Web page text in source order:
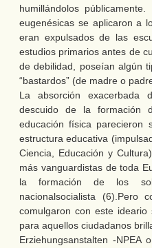
humillándolos
eugenésicas se aplicaron a
eran expulsados de las
estudios primarios antes de
de debilidad, poseían algún
“bastardos” (de madre o
La absorción exacerbada
descuido de la formación
educación física parecieron
estructura educativa
Ciencia, Educación y
más vanguardistas de toda
la formación de los
nacionalsocialista (6).Pero
comulgaron con este
para aquellos ciudadanos
Erziehungsanstalten -NPEA